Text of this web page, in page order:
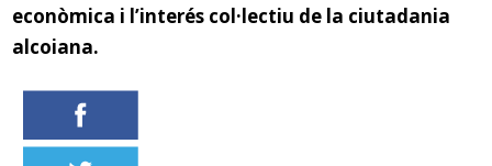
econòmica i l’interés col·lectiu de la ciutadania
alcoiana.